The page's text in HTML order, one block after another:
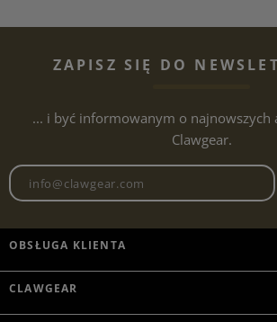
ZAPISZ SIĘ DO
... i być informowanym o najnowszych
Clawgear.
Adres e-
OBSŁUGA KLIENTA
CLAWGEAR